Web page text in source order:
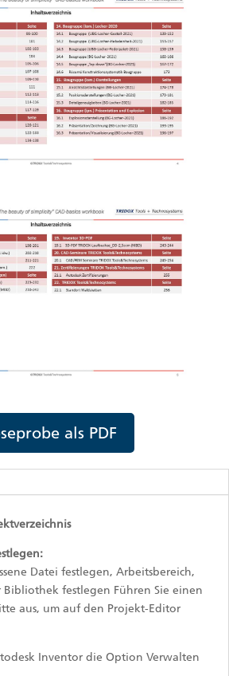
als PDF
Datei festlegen, Arbeitsbereich,
festlegen Führen Sie einen
aus, um auf den Projekt-Editor
Inventor die Option Verwalten